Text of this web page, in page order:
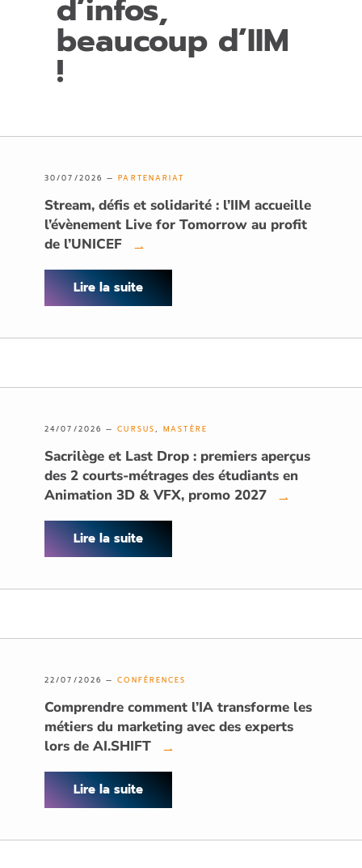
d’infos,
beaucoup d’IIM
!
30/07/2026 —PARTENARIAT
Stream, défis et solidarité : l’IIM accueille
l’évènement Live for Tomorrow au profit
de l’UNICEF
→
Lire la suite
24/07/2026 —CURSUS,MASTÈRE
Sacrilège et Last Drop : premiers aperçus
des 2 courts-métrages des étudiants en
Animation 3D & VFX, promo 2027
→
Lire la suite
22/07/2026 —CONFÉRENCES
Comprendre comment l’IA transforme les
métiers du marketing avec des experts
lors de AI.SHIFT
→
Lire la suite